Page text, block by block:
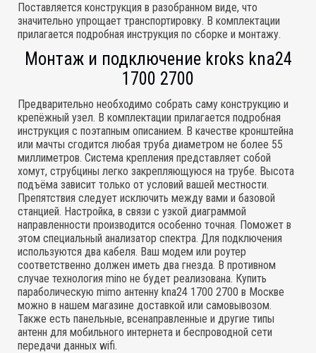
Поставляется конструкция в разобранном виде, что
значительно упрощает транспортировку. В комплектации
прилагается подробная инструкция по сборке и монтажу.
Монтаж и подключение kroks kna24
1700 2700
Предварительно необходимо собрать саму конструкцию и
крепёжный узел. В комплектации прилагается подробная
инструкция с поэтапным описанием. В качестве кронштейна
или мачты сгодится любая труба диаметром не более 55
миллиметров. Система крепления представляет собой
хомут, струбцины легко закрепляющуюся на трубе. Высота
подъёма зависит только от условий вашей местности.
Препятствия следует исключить между вами и базовой
станцией. Настройка, в связи с узкой диаграммой
направленности производится особенно точная. Поможет в
этом специальный анализатор спектра. Для подключения
используются два кабеля. Ваш модем или роутер
соответственно должен иметь два гнезда. В противном
случае технология mino не будет реализована. Купить
параболическую mimo антенну kna24 1700 2700 в Москве
можно в нашем магазине доставкой или самовывозом.
Также есть панельные, всенаправленные и другие типы
антенн для мобильного интернета и беспроводной сети
передачи данных wifi.